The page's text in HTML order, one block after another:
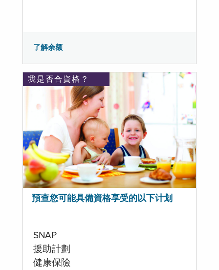
了解余额
我是否合資格？
預查您可能具備資格享受的以下计划
SNAP
援助計劃
健康保險